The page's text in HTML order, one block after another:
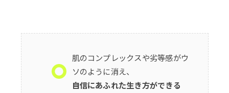
肌のコンプレックスや劣等感がウ
ソのように消え、
自信にあふれた生き方ができる